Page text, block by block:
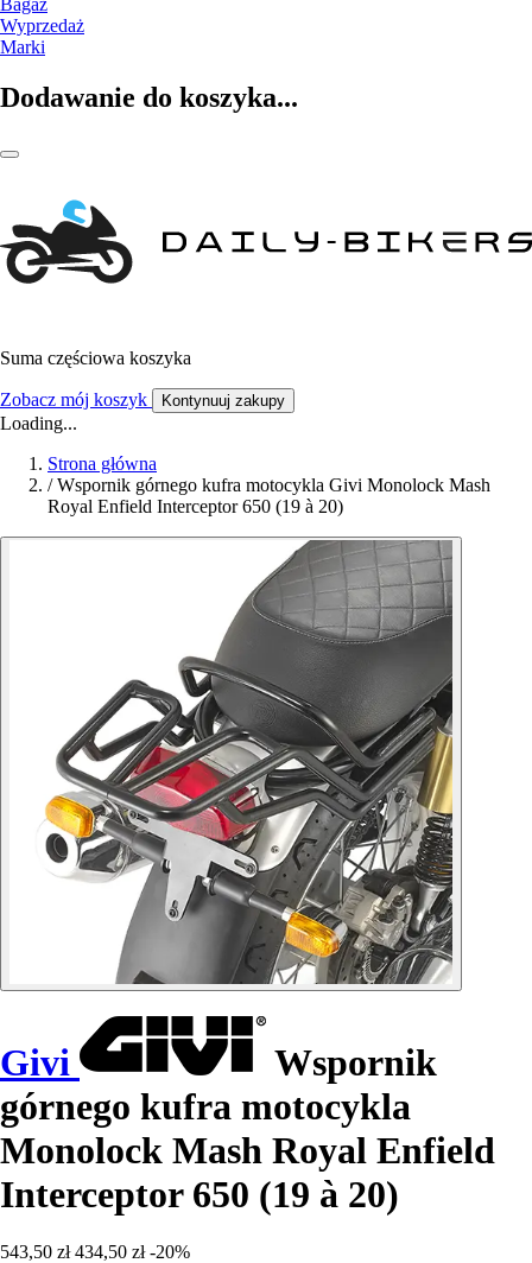
Wyprzedaż
Marki
Dodawanie do koszyka...
Suma częściowa koszyka
Zobacz mój koszyk Kontynuuj zakupy
Loading...
Strona główna
/ Wspornik górnego kufra motocykla Givi Monolock Mash
Royal Enfield Interceptor 650 (19 à 20)
Givi
Wspornik
górnego kufra motocykla
Monolock Mash Royal Enfield
Interceptor 650 (19 à 20)
543,50 zł 434,50 zł -20%